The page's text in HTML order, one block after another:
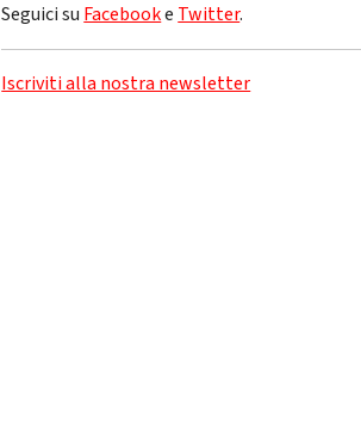
Seguici su Facebooke Twitter.
Iscriviti alla nostra newsletter